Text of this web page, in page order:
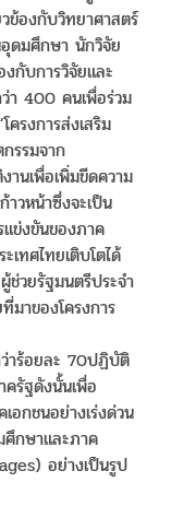
ข้องกับวิทยาศาสตร์
อุดมศึกษา นักวิจัย
กับการวิจัยและ
า 400 คนเพื่อร่วม
รงการส่งเสริม
รรมจาก
นเพื่อเพิ่มขีดความ
าวหน้าซึ่งจะเป็น
แข่งขันของภาค
ทศไทยเติบโตได้
วยรัฐมนตรีประจำ
มาของโครงการ
าร้อยละ 70ปฏิบัติ
รัฐดังนั้นเพื่อ
อกชนอย่างเร่งด่วน
ศึกษาและภาค
อย่างเป็นรูป